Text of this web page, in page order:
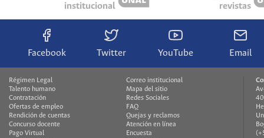
institucional
revistas
Facebook Twitter YouTube Email
Régimen Legal
Talento humano
Contratación
Ofertas de empleo
Rendición de cuentas
Concurso docente
Pago Virtual
Correo institucional
Mapa del sitio
Redes Sociales
FAQ
Quejas y reclamos
Atención en línea
Encuesta